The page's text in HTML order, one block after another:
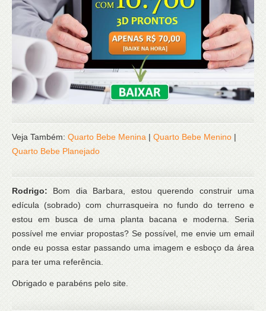
Veja Também: Quarto Bebe Menina | Quarto Bebe Menino |
Quarto Bebe Planejado
Rodrigo: Bom dia Barbara, estou querendo construir uma
edícula (sobrado) com churrasqueira no fundo do terreno e
estou em busca de uma planta bacana e moderna. Seria
possível me enviar propostas? Se possível, me envie um email
onde eu possa estar passando uma imagem e esboço da área
para ter uma referência.
Obrigado e parabéns pelo site.